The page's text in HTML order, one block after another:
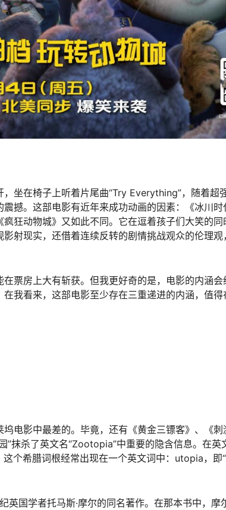
坐在椅子上听着片尾曲“Try Everything”，随着超
撼。这部电影有近年来成功动画的因素：《冰川时
狂动物城》又如此不同。它在逗着孩子们大笑的
射现实，还借着连续反转的剧情挑战观众的伦理
票房上大有斩获。但我更好奇的是，电影的内涵会
我看来，这部电影至少存在三重递进的内涵，值得
电影中最差的。毕竟，还有《黄金三镖客》、《刺
”抹杀了英文名“Zootopia”中重要的隐含信息。在英
个希腊词根经常出现在一个英文词中：utopia，即
英国学者托马斯·摩尔的同名著作。在那本书中，摩